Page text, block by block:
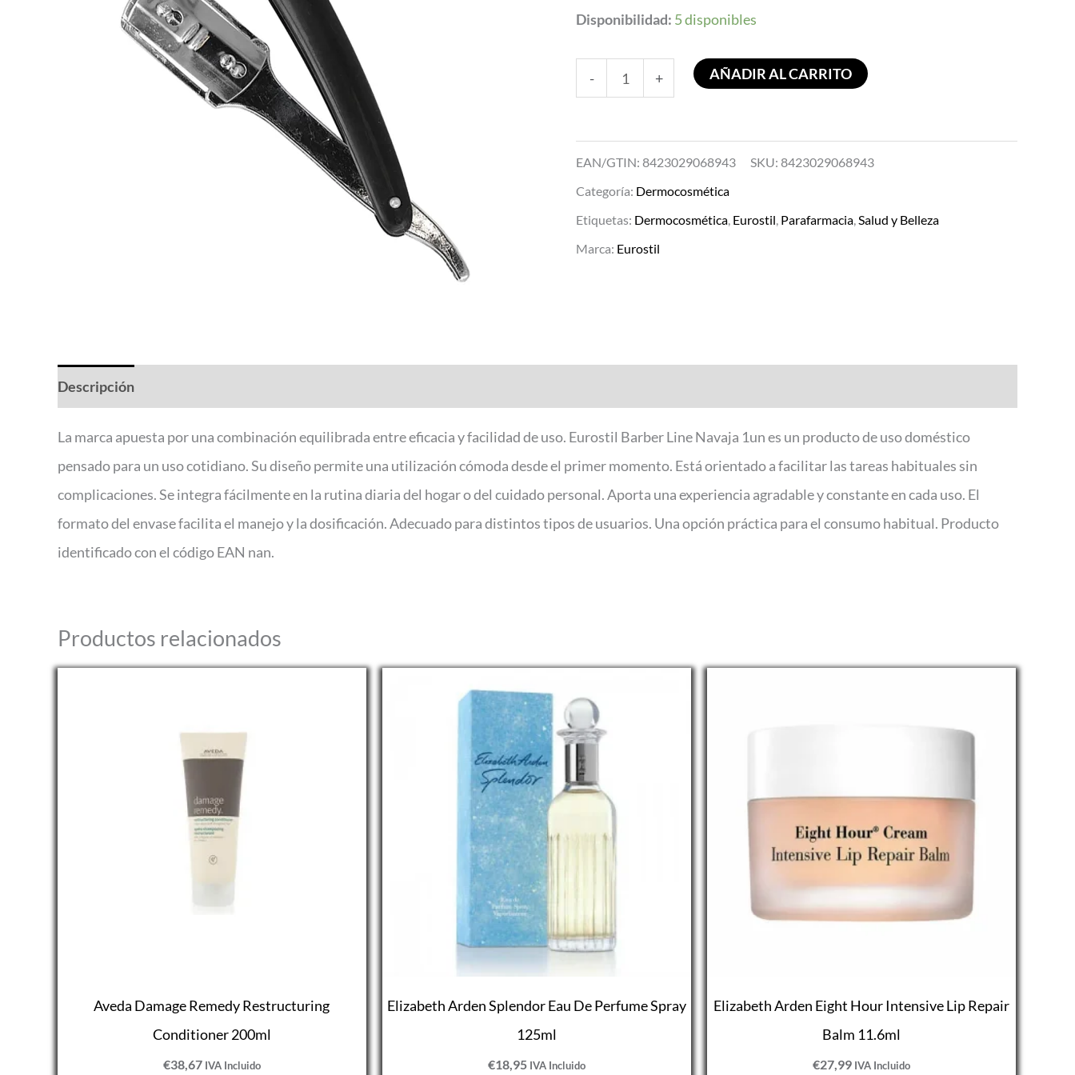
Disponibilidad: 5 disponibles
- + AÑADIR AL CARRITO
EAN/GTIN: 8423029068943 SKU: 8423029068943
Categoría: Dermocosmética
Etiquetas: Dermocosmética, Eurostil, Parafarmacia,Salud y Belleza
Marca: Eurostil
Descripción
La marca apuesta por una combinación equilibrada entre eficacia y facilidad de uso. Eurostil Barber Line Navaja 1un es un producto de uso doméstico
pensado para un uso cotidiano. Su diseño permite una utilización cómoda desde el primer momento. Está orientado a facilitar las tareas habituales sin
complicaciones. Se integra fácilmente en la rutina diaria del hogar o del cuidado personal. Aporta una experiencia agradable y constante en cada uso. El
formato del envase facilita el manejo y la dosificación. Adecuado para distintos tipos de usuarios. Una opción práctica para el consumo habitual. Producto
identificado con el código EAN nan.
Productos relacionados
Aveda Damage Remedy Restructuring
Conditioner 200ml
€38,67 IVA Incluido
Elizabeth Arden Splendor Eau De Perfume Spray
125ml
€18,95 IVA Incluido
Elizabeth Arden Eight Hour Intensive Lip Repair
Balm 11.6ml
€27,99 IVA Incluido